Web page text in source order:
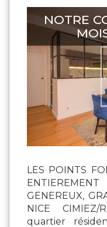
NOTRE
LES POINTS
GENEREUX,
NICE
quartier